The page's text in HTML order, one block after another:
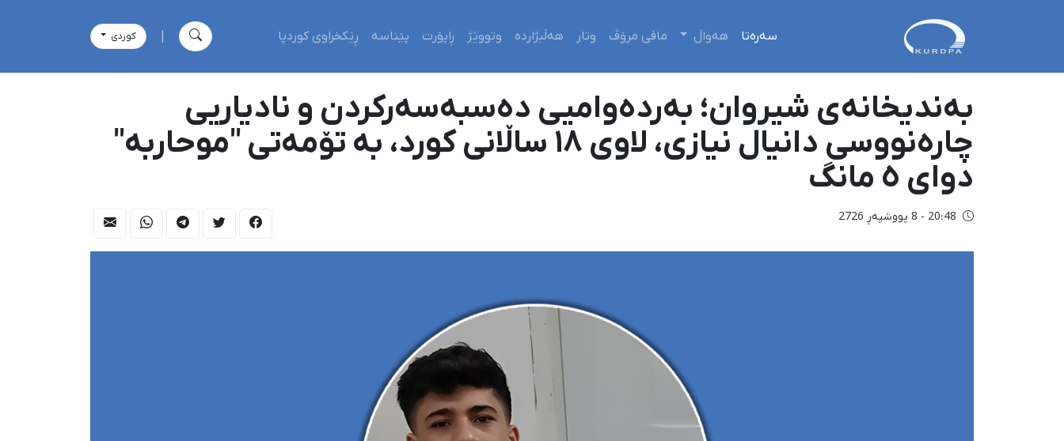
سەرەتا هەواڵ مافی مرۆڤ وتار هەڵبژاردە وتووێژ ڕاپۆرت پێناسە ڕێکخراوی کوردپا كوردی
بەندیخانەی شیروان؛ بەردەوامیی دەسبەسەرکردن و نادیاریی
چارەنووسی دانیال نیازی، لاوی ١٨ ساڵانی کورد، بە تۆمەتی "موحاربە"
دوای ٥ مانگ
20:48 - 8 پووشپەڕ 2726